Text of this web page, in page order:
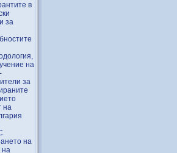
в
за
на
за
на
на
на